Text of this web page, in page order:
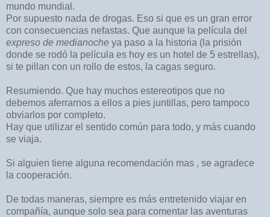
mundo mundial.
Por supuesto nada de drogas. Eso si que es un gran error
con consecuencias nefastas. Que aunque la película del
expreso de medianoche ya paso a la historia (la prisión
donde se rodó la película es hoy es un hotel de 5 estrellas),
si te pillan con un rollo de estos, la cagas seguro.
Resumiendo. Que hay muchos estereotipos que no
debemos aferrarnos a ellos a pies juntillas, pero tampoco
obviarlos por completo.
Hay que utilizar el sentido común para todo, y más cuando
se viaja.
Si alguien tiene alguna recomendación mas , se agradece
la cooperación.
De todas maneras, siempre es más entretenido viajar en
compañía, aunque solo sea para comentar las aventuras